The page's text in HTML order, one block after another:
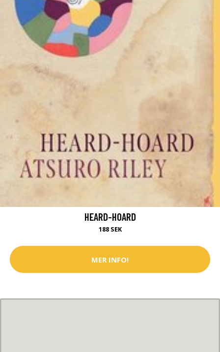
HEARD-HOARD
188 SEK
MER INFO!